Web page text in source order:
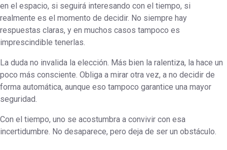
en el espacio, si seguirá interesando con el tiempo, si
realmente es el momento de decidir. No siempre hay
respuestas claras, y en muchos casos tampoco es
imprescindible tenerlas.
La duda no invalida la elección. Más bien la ralentiza, la hace un
poco más consciente. Obliga a mirar otra vez, a no decidir de
forma automática, aunque eso tampoco garantice una mayor
seguridad.
Con el tiempo, uno se acostumbra a convivir con esa
incertidumbre. No desaparece, pero deja de ser un obstáculo.